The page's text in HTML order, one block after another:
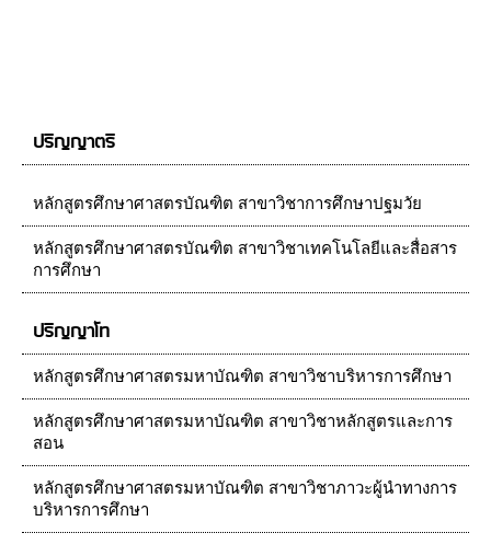
ปริญญาตรี
หลักสูตรศึกษาศาสตรบัณฑิต สาขาวิชาการศึกษาปฐมวัย
หลักสูตรศึกษาศาสตรบัณฑิต สาขาวิชาเทคโนโลยีและสื่อสาร
การศึกษา
ปริญญาโท
หลักสูตรศึกษาศาสตรมหาบัณฑิต สาขาวิชาบริหารการศึกษา
หลักสูตรศึกษาศาสตรมหาบัณฑิต สาขาวิชาหลักสูตรและการ
สอน
หลักสูตรศึกษาศาสตรมหาบัณฑิต สาขาวิชาภาวะผู้นำทางการ
บริหารการศึกษา